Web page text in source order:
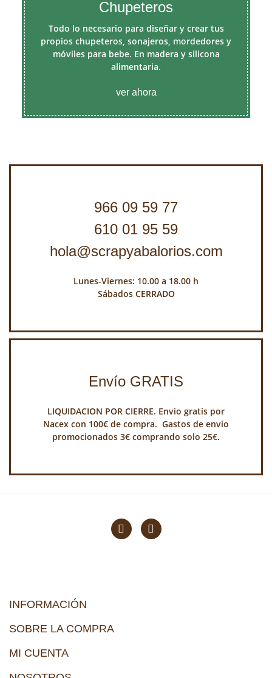
Chupeteros
Todo lo necesario para diseñar y crear tus
propios chupeteros, sonajeros, mordedores y
móviles para bebe. En madera y silicona
alimentaria.
ver ahora
966 09 59 77
610 01 95 59
hola@scrapyabalorios.com
Lunes-Viernes: 10.00 a 18.00 h
Sábados CERRADO
Envío GRATIS
LIQUIDACION POR CIERRE. Envio gratis por
Nacex con 100€ de compra. Gastos de envio
promocionados 3€ comprando solo 25€.
INFORMACIÓN
SOBRE LA COMPRA
MI CUENTA